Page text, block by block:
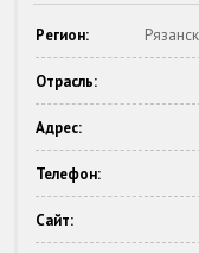
Регион:
Отрасль:
Адрес:
Телефон:
Сайт: